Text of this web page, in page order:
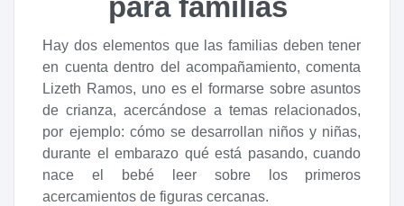
Hay dos elementos que las familias deben tener
en cuenta dentro del acompañamiento, comenta
Lizeth Ramos, uno es el formarse sobre asuntos
de crianza, acercándose a temas relacionados,
por ejemplo: cómo se desarrollan niños y niñas,
durante el embarazo qué está pasando, cuando
nace el bebé leer sobre los primeros
acercamientos de figuras cercanas.